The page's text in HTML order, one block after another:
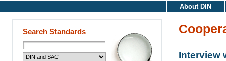
About DIN
Search Standards
Interview